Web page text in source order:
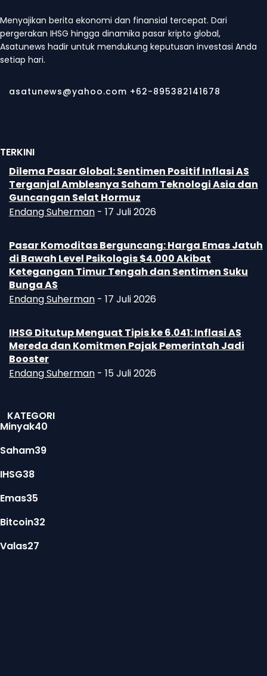
Menyajikan berita ekonomi dan finansial tercepat. Dari
pergerakan IHSG hingga dinamika pasar kripto global,
Asatunews hadir untuk mendukung keputusan investasi Anda
setiap hari.
asatunews@yahoo.com +62-895382141678
TERKINI
Dilema Pasar Global: Sentimen Positif Inflasi AS
Terganjal Amblesnya Saham Teknologi Asia dan
Guncangan Selat Hormuz
Endang Suherman - 17 Juli 2026
Pasar Komoditas Berguncang: Harga Emas Jatuh
di Bawah Level Psikologis $4.000 Akibat
Ketegangan Timur Tengah dan Sentimen Suku
Bunga AS
Endang Suherman - 17 Juli 2026
IHSG Ditutup Menguat Tipis ke 6.041: Inflasi AS
Mereda dan Komitmen Pajak Pemerintah Jadi
Booster
Endang Suherman - 15 Juli 2026
KATEGORI
Minyak40
Saham39
IHSG38
Emas35
Bitcoin32
Valas27